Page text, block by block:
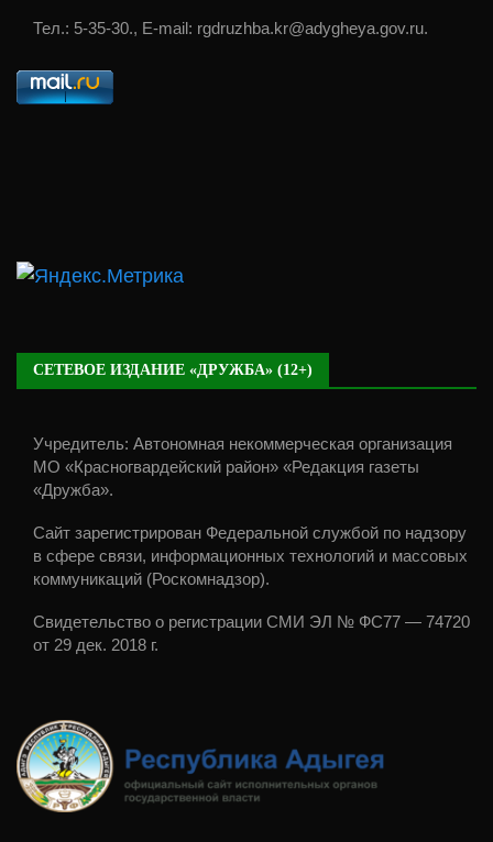
Тел.: 5-35-30., E-mail: rgdruzhba.kr@adygheya.gov.ru.
СЕТЕВОЕ ИЗДАНИЕ «ДРУЖБА» (12+)
Учредитель: Автономная некоммерческая организация
МО «Красногвардейский район» «Редакция газеты
«Дружба».
Сайт зарегистрирован Федеральной службой по надзору
в сфере связи, информационных технологий и массовых
коммуникаций (Роскомнадзор).
Свидетельство о регистрации СМИ ЭЛ № ФС77 — 74720
от 29 дек. 2018 г.